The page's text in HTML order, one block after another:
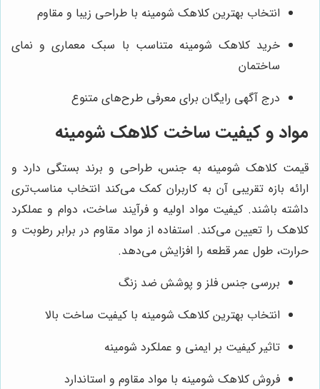
انتخاب بهترین کلاهک شومینه با طراحی زیبا و مقاوم
خرید کلاهک شومینه متناسب با سبک معماری و نمای
ساختمان
درج آگهی رایگان برای معرفی طرح‌های متنوع
مواد و کیفیت ساخت کلاهک شومینه
قیمت کلاهک شومینه به جنس، طراحی و برند بستگی دارد و
ارائه بازه تقریبی آن به کاربران کمک می‌کند انتخاب مناسب‌تری
داشته باشند. کیفیت مواد اولیه و فرآیند ساخت، دوام و عملکرد
کلاهک را تعیین می‌کند. استفاده از مواد مقاوم در برابر رطوبت و
حرارت، طول عمر قطعه را افزایش می‌دهد.
بررسی جنس فلز و پوشش ضد زنگ
انتخاب بهترین کلاهک شومینه با کیفیت ساخت بالا
تاثیر کیفیت بر ایمنی و عملکرد شومینه
فروش کلاهک شومینه با مواد مقاوم و استاندارد